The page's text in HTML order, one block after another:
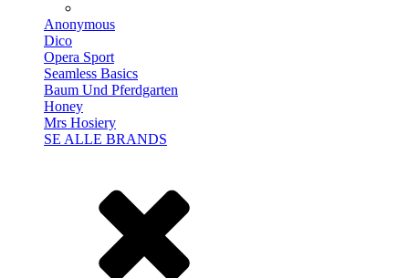
Anonymous
Dico
Opera Sport
Seamless Basics
Baum Und Pferdgarten
Honey
Mrs Hosiery
SE ALLE BRANDS